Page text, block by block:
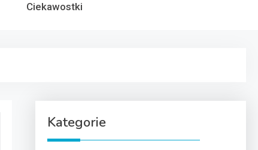
Ciekawostki
Kategorie